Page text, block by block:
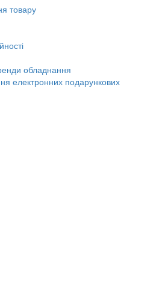
товару
обладнання
електронних подарункових